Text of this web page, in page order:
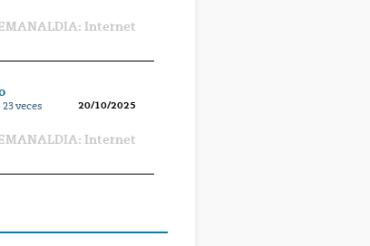
Internet
20/10/2025
23veces
Internet